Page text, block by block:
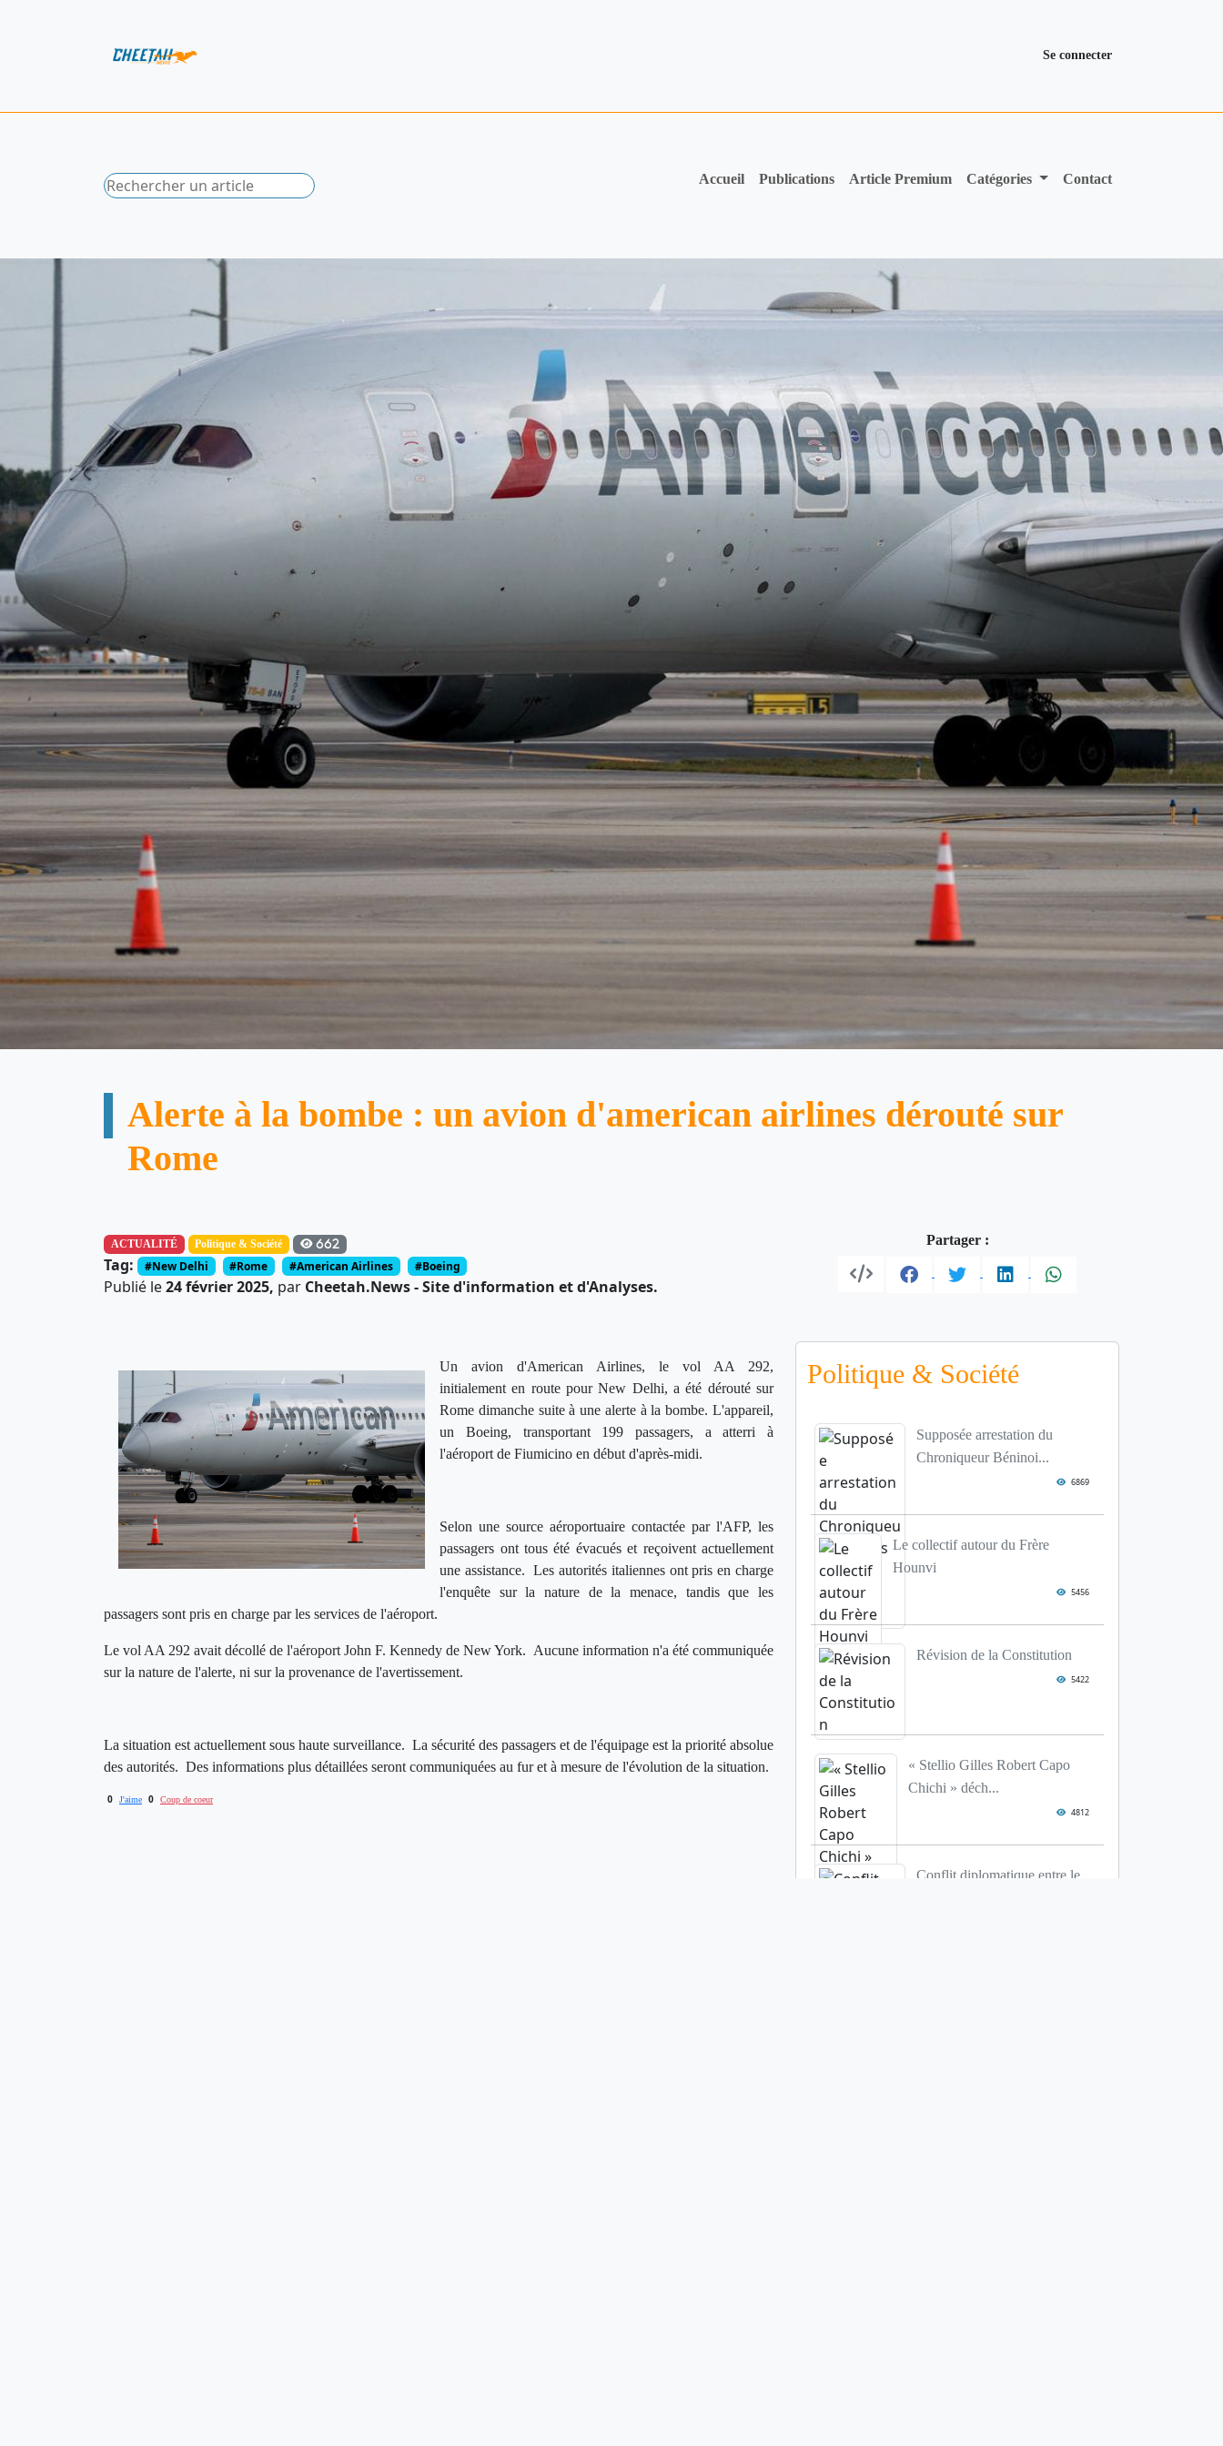
Se connecter
Accueil Publications Article Premium Catégories Contact
Alerte à la bombe : un avion d'american airlines dérouté sur
Rome
ACTUALITÉ Politique & Société 662
Tag: #New Delhi #Rome #American Airlines #Boeing
Publié le24 février 2025, par Cheetah.News - Site d'information et d'Analyses.
Partager :
Un avion d'American Airlines, le vol AA 292,
initialement en route pour New Delhi, a été dérouté sur
Rome dimanche suite à une alerte à la bombe. L'appareil,
un Boeing, transportant 199 passagers, a atterri à
l'aéroport de Fiumicino en début d'après-midi.
Selon une source aéroportuaire contactée par l'AFP, les
passagers ont tous été évacués et reçoivent actuellement
une assistance. Les autorités italiennes ont pris en charge
l'enquête sur la nature de la menace, tandis que les
passagers sont pris en charge par les services de l'aéroport.
Le vol AA 292 avait décollé de l'aéroport John F. Kennedy de New York. Aucune information n'a été communiquée
sur la nature de l'alerte, ni sur la provenance de l'avertissement.
La situation est actuellement sous haute surveillance. La sécurité des passagers et de l'équipage est la priorité absolue
des autorités. Des informations plus détaillées seront communiquées au fur et à mesure de l'évolution de la situation.
0 J'aime 0 Coup de coeur
Politique & Société
Supposée arrestation du
Chroniqueur Béninoi...
6869
Le collectif autour du Frère
Hounvi
5456
Révision de la Constitution
5422
« Stellio Gilles Robert Capo
Chichi » déch...
4812
Conflit diplomatique entre le